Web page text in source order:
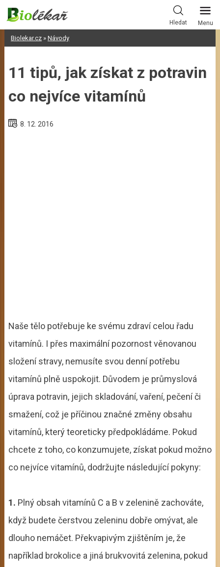
Skip
content
Hledat Menu
Biolekar.cz» Návody
11 tipů, jak získat z potravin
co nejvíce vitamínů
8. 12. 2016
Naše tělo potřebuje ke svému zdraví celou řadu
vitamínů. I přes maximální pozornost věnovanou
složení stravy, nemusíte svou denní potřebu
vitamínů plně uspokojit. Důvodem je průmyslová
úprava potravin, jejich skladování, vaření, pečení či
smažení, což je příčinou značné změny obsahu
vitamínů, který teoreticky předpokládáme. Pokud
chcete z toho, co konzumujete, získat pokud možno
co nejvíce vitamínů, dodržujte následující pokyny:
1. Plný obsah vitamínů C a B v zelenině zachováte,
když budete čerstvou zeleninu dobře omývat, ale
dlouho nemáčet. Překvapivým zjištěním je, že
například brokolice a jiná brukvovitá zelenina, pokud